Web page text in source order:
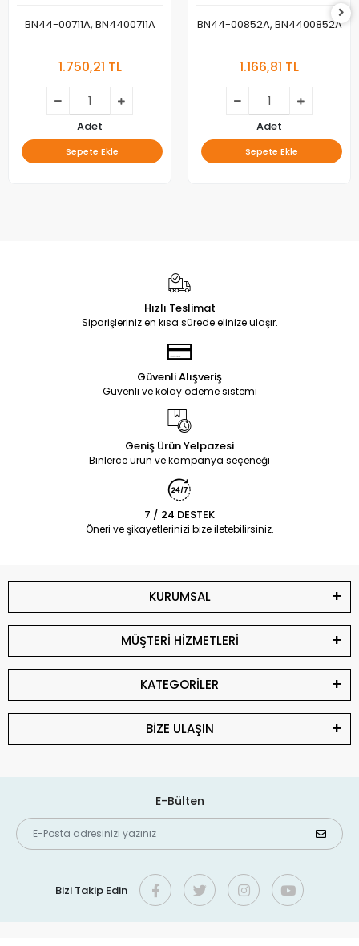
BN44-00711A, BN4400711A
1.750,21 TL
Adet
Sepete Ekle
BN44-00852A, BN4400852A
1.166,81 TL
Adet
Sepete Ekle
Hızlı Teslimat
Siparişleriniz en kısa sürede elinize ulaşır.
Güvenli Alışveriş
Güvenli ve kolay ödeme sistemi
Geniş Ürün Yelpazesi
Binlerce ürün ve kampanya seçeneği
7 / 24 DESTEK
Öneri ve şikayetlerinizi bize iletebilirsiniz.
KURUMSAL
MÜŞTERİ HİZMETLERİ
KATEGORİLER
BİZE ULAŞIN
E-Bülten
Bizi Takip Edin